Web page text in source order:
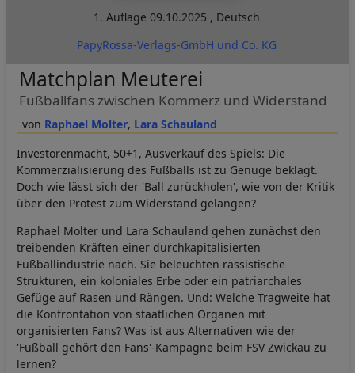
1. Auflage09.10.2025 , Deutsch
PapyRossa-Verlags-GmbH und Co. KG
Raphael Molter Lara Schauland
Matchplan Meuterei
Fußballfans zwischen Kommerz und Widerstand
Investorenmacht, 50+1, Ausverkauf des Spiels: Die
Kommerzialisierung des Fußballs ist zu Genüge beklagt.
Doch wie lässt sich der 'Ball zurückholen', wie von der Kritik
über den Protest zum Widerstand gelangen?
Raphael Molter und Lara Schauland gehen zunächst den
treibenden Kräften einer durchkapitalisierten
Fußballindustrie nach. Sie beleuchten rassistische
Strukturen, ein koloniales Erbe oder ein patriarchales
Gefüge auf Rasen und Rängen. Und: Welche Tragweite hat
die Konfrontation von staatlichen Organen mit
organisierten Fans? Was ist aus Alternativen wie der
'Fußball gehört den Fans'-Kampagne beim FSV Zwickau zu
lernen?